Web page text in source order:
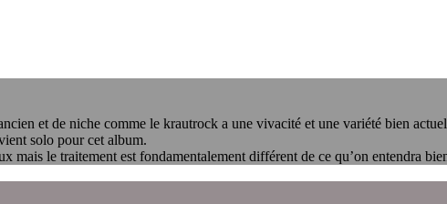
et de niche comme le krautrock a une vivacité et une variété bien
solo pour cet album.
mais le traitement est fondamentalement différent de ce qu’on entendra